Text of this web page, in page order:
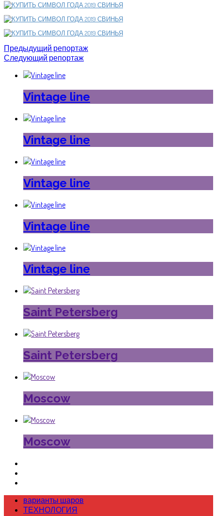
Предыдущий репортаж
Следующий репортаж
Vintage line
Vintage line
Vintage line
Vintage line
Vintage line
Saint Petersberg
Saint Petersberg
Moscow
Moscow
варианты шаров
ТЕХНОЛОГИЯ